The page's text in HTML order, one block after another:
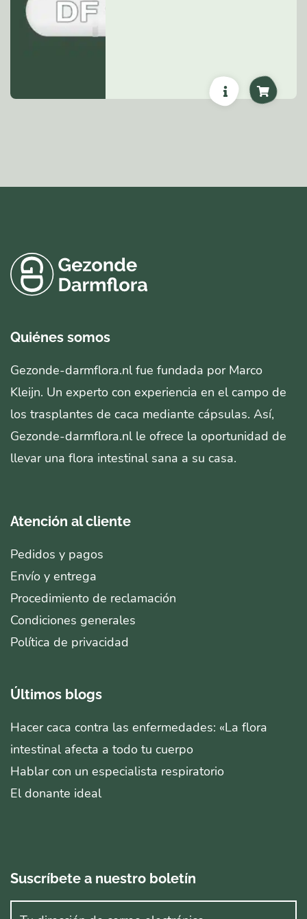
Quiénes somos
Gezonde-darmflora.nl fue fundada por Marco
Kleijn. Un experto con experiencia en el campo de
los trasplantes de caca mediante cápsulas. Así,
Gezonde-darmflora.nl le ofrece la oportunidad de
llevar una flora intestinal sana a su casa.
Atención al cliente
Pedidos y pagos
Envío y entrega
Procedimiento de reclamación
Condiciones generales
Política de privacidad
Últimos blogs
Hacer caca contra las enfermedades: «La flora
intestinal afecta a todo tu cuerpo
Hablar con un especialista respiratorio
El donante ideal
Suscríbete a nuestro boletín